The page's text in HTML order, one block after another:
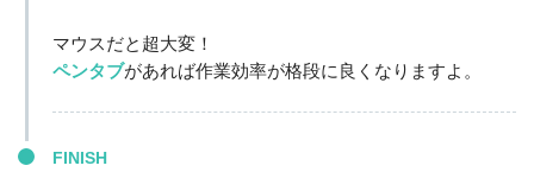
マウスだと超大変！
ペンタブがあれば作業効率が格段に良くなりますよ。
FINISH